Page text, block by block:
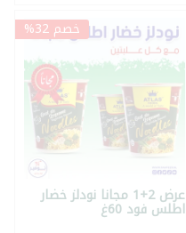
خصم 32%
عرض 2+1 مجانا نودلز خضار
اطلس فود 60غ